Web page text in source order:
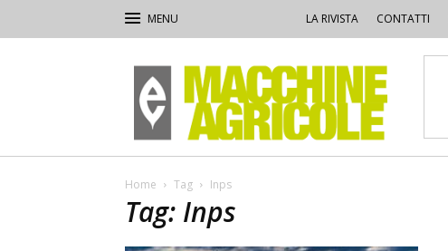
LA RIVISTA CONTATTI
Macchine
Agricole
Home Tag Inps
Tag: Inps